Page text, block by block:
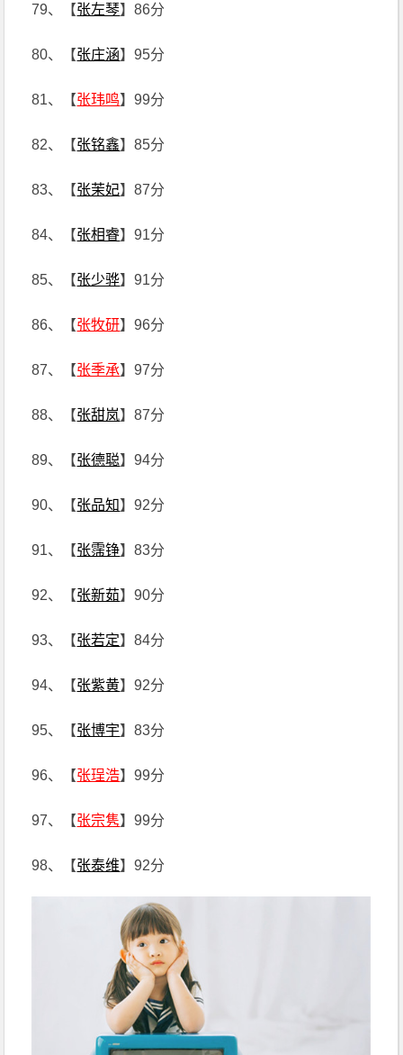
79、【张左琴】86分
80、【张庄涵】95分
81、【张玮鸣】99分
82、【张铭鑫】85分
83、【张茉妃】87分
84、【张相睿】91分
85、【张少骅】91分
86、【张牧研】96分
87、【张季承】97分
88、【张甜岚】87分
89、【张德聪】94分
90、【张品知】92分
91、【张霈铮】83分
92、【张新茹】90分
93、【张若定】84分
94、【张紫黄】92分
95、【张博宇】83分
96、【张珵浩】99分
97、【张宗隽】99分
98、【张泰维】92分